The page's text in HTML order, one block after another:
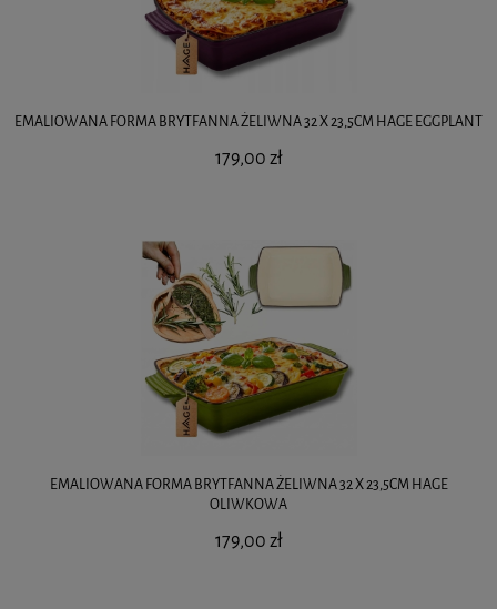
EMALIOWANA FORMA BRYTFANNA ŻELIWNA 32 X 23,5CM HAGE EGGPLANT
179,00 zł
EMALIOWANA FORMA BRYTFANNA ŻELIWNA 32 X 23,5CM HAGE
OLIWKOWA
179,00 zł